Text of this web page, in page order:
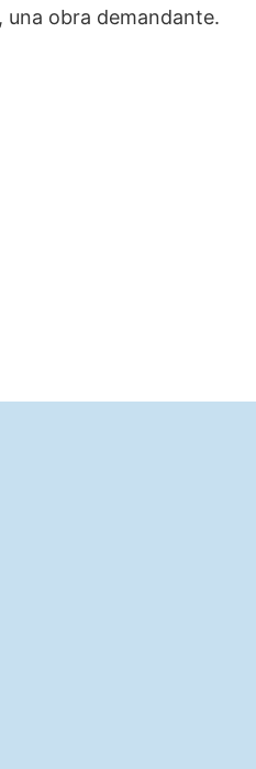
una obra demandante.